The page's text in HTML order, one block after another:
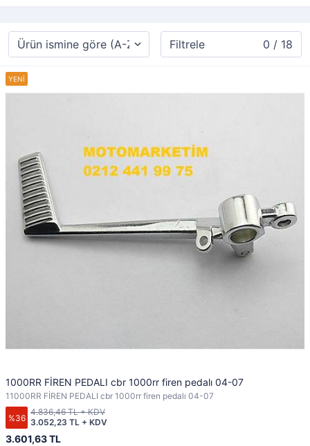
Filtrele 0 / 18
1000RR FİREN PEDALI cbr 1000rr firen pedalı 04-07
11000RR FİREN PEDALI cbr 1000rr firen pedalı 04-07
%36
3.601,63 TL
3.052,23 TL + KDV
4.836,46 TL + KDV